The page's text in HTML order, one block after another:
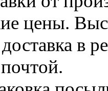
цены.
в